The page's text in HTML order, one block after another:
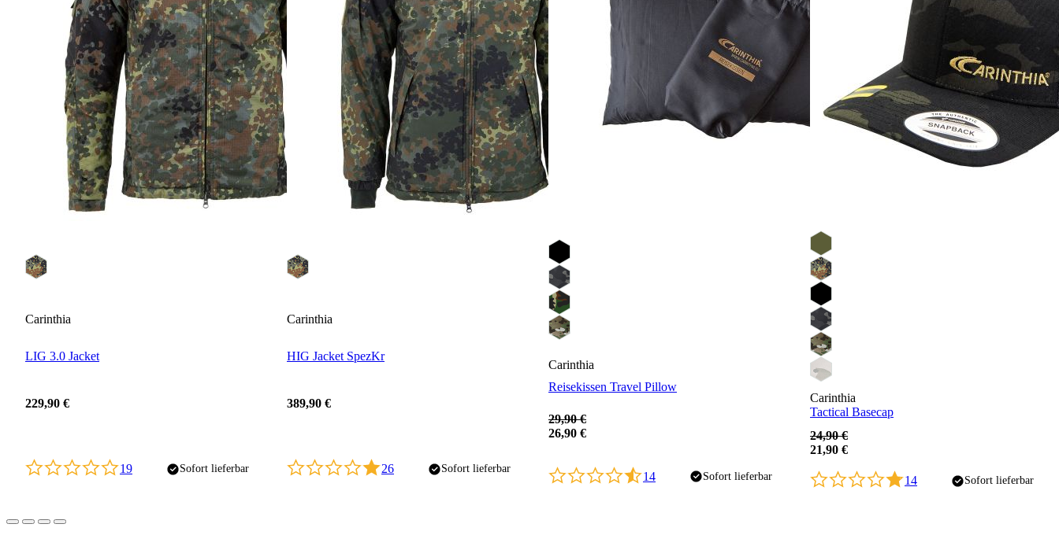
Carinthia
LIG 3.0 Jacket
229,90 €
Sofort lieferbar
19
Carinthia
HIG Jacket SpezKr
389,90 €
Sofort lieferbar
26
Carinthia
Reisekissen Travel Pillow
29,90 €
26,90 €
Sofort lieferbar
14
Carinthia
Tactical Basecap
24,90 €
21,90 €
Sofort lieferbar
14